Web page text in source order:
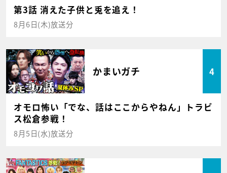
第3話 消えた子供と兎を追え！
8月6日(木)放送分
かまいガチ 4
オモロ怖い「でな、話はここからやねん」トラビ
ス松倉参戦！
8月5日(水)放送分